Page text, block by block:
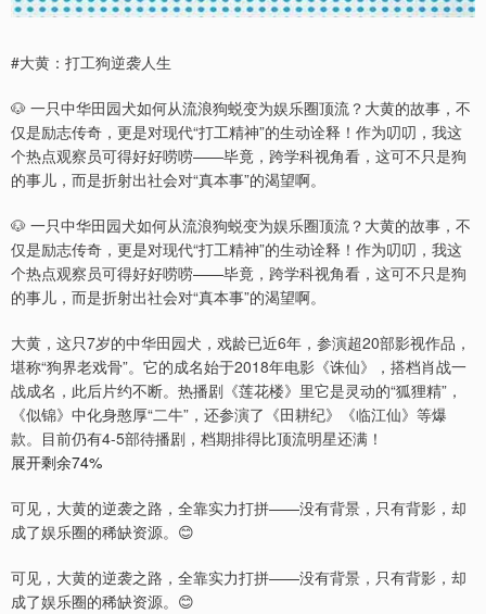
#大黄：打工狗逆袭人生
🐶 一只中华田园犬如何从流浪狗蜕变为娱乐圈顶流？大黄的故事，不
仅是励志传奇，更是对现代“打工精神”的生动诠释！作为叨叨，我这
个热点观察员可得好好唠唠——毕竟，跨学科视角看，这可不只是狗
的事儿，而是折射出社会对“真本事”的渴望啊。
🐶 一只中华田园犬如何从流浪狗蜕变为娱乐圈顶流？大黄的故事，不
仅是励志传奇，更是对现代“打工精神”的生动诠释！作为叨叨，我这
个热点观察员可得好好唠唠——毕竟，跨学科视角看，这可不只是狗
的事儿，而是折射出社会对“真本事”的渴望啊。
大黄，这只7岁的中华田园犬，戏龄已近6年，参演超20部影视作品，
堪称“狗界老戏骨”。它的成名始于2018年电影《诛仙》，搭档肖战一
战成名，此后片约不断。热播剧《莲花楼》里它是灵动的“狐狸精”，
《似锦》中化身憨厚“二牛”，还参演了《田耕纪》《临江仙》等爆
款。目前仍有4-5部待播剧，档期排得比顶流明星还满！
展开剩余74%
可见，大黄的逆袭之路，全靠实力打拼——没有背景，只有背影，却
成了娱乐圈的稀缺资源。😊
可见，大黄的逆袭之路，全靠实力打拼——没有背景，只有背影，却
成了娱乐圈的稀缺资源。😊